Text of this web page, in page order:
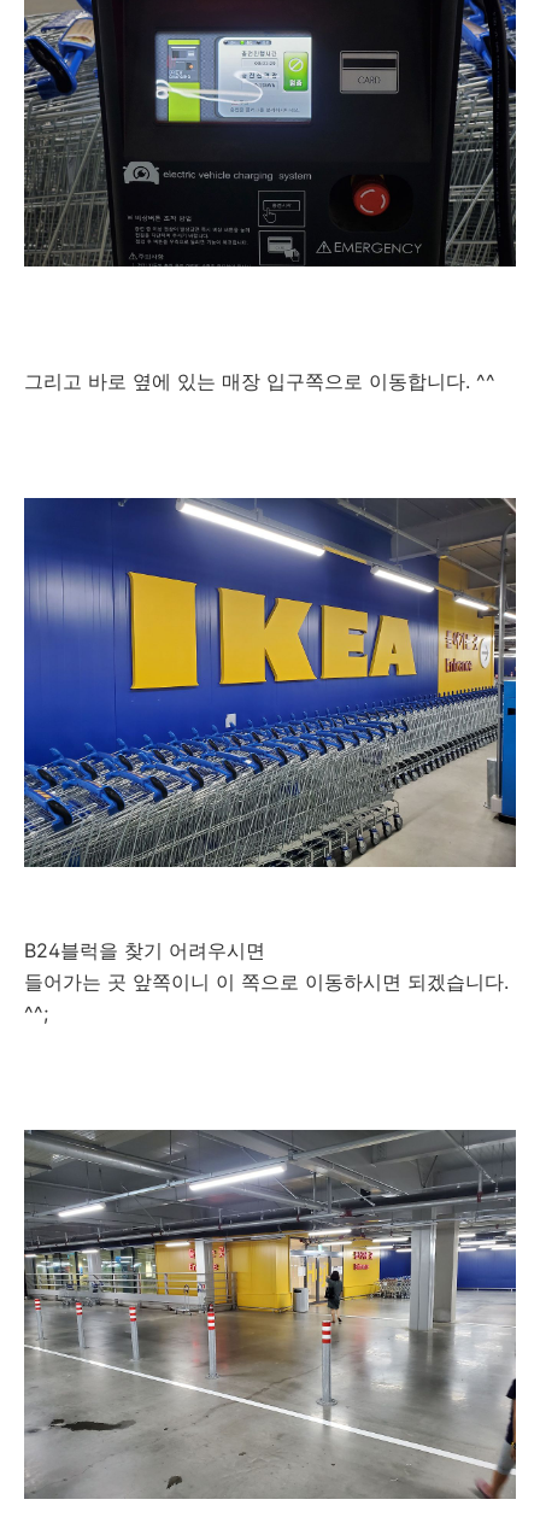
그리고 바로 옆에 있는 매장 입구쪽으로 이동합니다. ^^
B24블럭을 찾기 어려우시면
들어가는 곳 앞쪽이니 이 쪽으로 이동하시면 되겠습니다.
^^;